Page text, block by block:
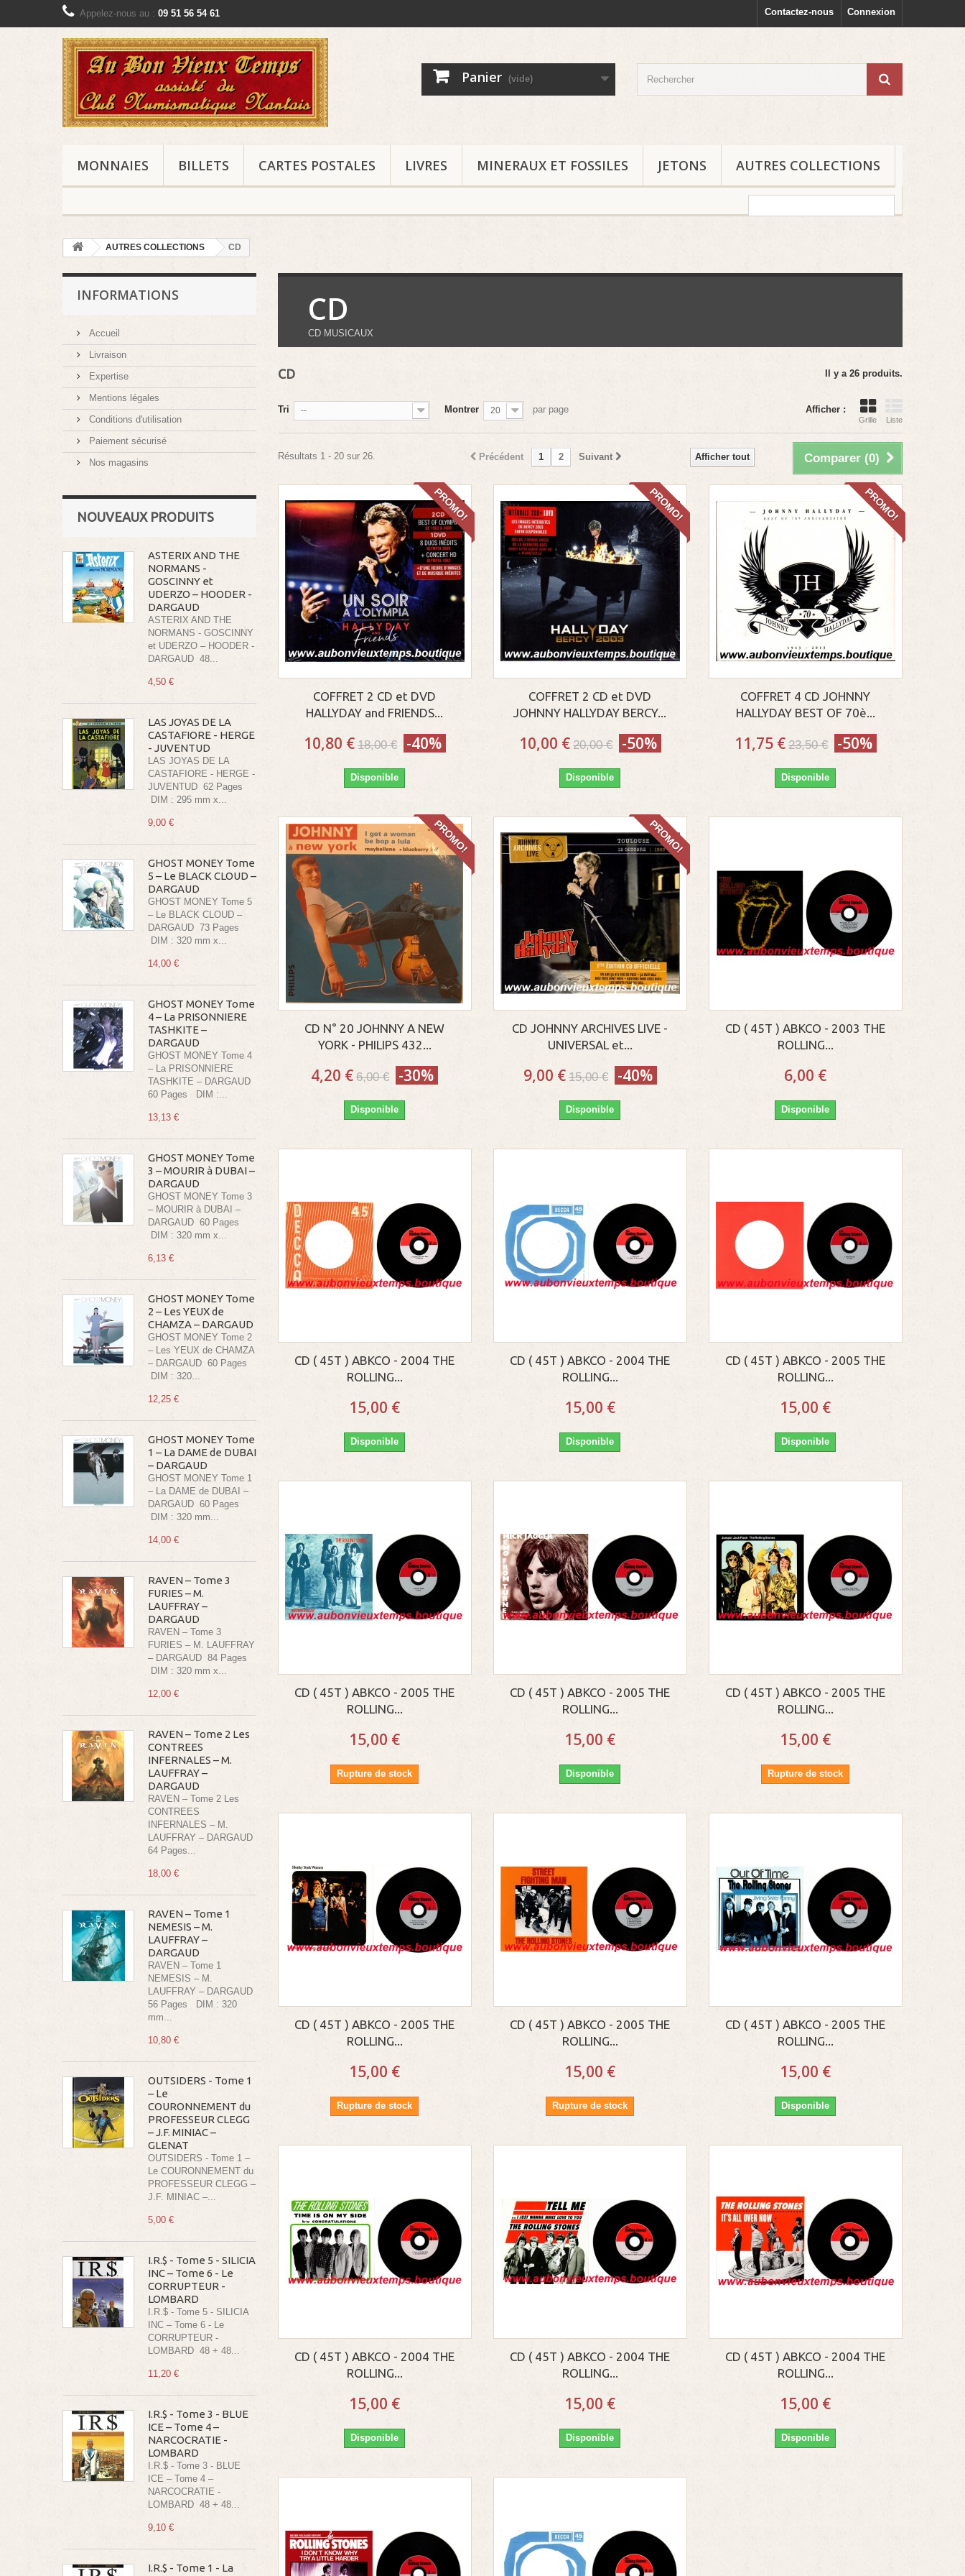
Connexion
Contactez-nous
Appelez-nous au : 09 51 56 54 61
Panier (vide)
MONNAIES BILLETS CARTES POSTALES LIVRES MINERAUX ET FOSSILES JETONS AUTRES COLLECTIONS
AUTRES COLLECTIONS CD
INFORMATIONS
Accueil
Livraison
Expertise
Mentions légales
Conditions d'utilisation
Paiement sécurisé
Nos magasins
NOUVEAUX PRODUITS
ASTERIX AND THE
NORMANS -
GOSCINNY et
UDERZO – HOODER -
DARGAUD
ASTERIX AND THE
NORMANS - GOSCINNY
et UDERZO – HOODER -
DARGAUD 48...
4,50 €
LAS JOYAS DE LA
CASTAFIORE - HERGE
- JUVENTUD
LAS JOYAS DE LA
CASTAFIORE - HERGE -
JUVENTUD 62 Pages
DIM : 295 mm x...
9,00 €
GHOST MONEY Tome
5 – Le BLACK CLOUD –
DARGAUD
GHOST MONEY Tome 5
– Le BLACK CLOUD –
DARGAUD 73 Pages
DIM : 320 mm x...
14,00 €
GHOST MONEY Tome
4 – La PRISONNIERE
TASHKITE –
DARGAUD
GHOST MONEY Tome 4
– La PRISONNIERE
TASHKITE – DARGAUD
60 Pages DIM :...
13,13 €
GHOST MONEY Tome
3 – MOURIR à DUBAI –
DARGAUD
GHOST MONEY Tome 3
– MOURIR à DUBAI –
DARGAUD 60 Pages
DIM : 320 mm x...
6,13 €
GHOST MONEY Tome
2 – Les YEUX de
CHAMZA – DARGAUD
GHOST MONEY Tome 2
– Les YEUX de CHAMZA
– DARGAUD 60 Pages
DIM : 320...
12,25 €
GHOST MONEY Tome
1 – La DAME de DUBAI
– DARGAUD
GHOST MONEY Tome 1
– La DAME de DUBAI –
DARGAUD 60 Pages
DIM : 320 mm...
14,00 €
RAVEN – Tome 3
FURIES – M.
LAUFFRAY –
DARGAUD
RAVEN – Tome 3
FURIES – M. LAUFFRAY
– DARGAUD 84 Pages
DIM : 320 mm x...
12,00 €
RAVEN – Tome 2 Les
CONTREES
INFERNALES – M.
LAUFFRAY –
DARGAUD
RAVEN – Tome 2 Les
CONTREES
INFERNALES – M.
LAUFFRAY – DARGAUD
64 Pages...
18,00 €
RAVEN – Tome 1
NEMESIS – M.
LAUFFRAY –
DARGAUD
RAVEN – Tome 1
NEMESIS – M.
LAUFFRAY – DARGAUD
56 Pages DIM : 320
mm...
10,80 €
OUTSIDERS - Tome 1
– Le
COURONNEMENT du
PROFESSEUR CLEGG
– J.F. MINIAC –
GLENAT
OUTSIDERS - Tome 1 –
Le COURONNEMENT du
PROFESSEUR CLEGG –
J.F. MINIAC –...
5,00 €
I.R.$ - Tome 5 - SILICIA
INC – Tome 6 - Le
CORRUPTEUR -
LOMBARD
I.R.$ - Tome 5 - SILICIA
INC – Tome 6 - Le
CORRUPTEUR -
LOMBARD 48 + 48...
11,20 €
I.R.$ - Tome 3 - BLUE
ICE – Tome 4 –
NARCOCRATIE -
LOMBARD
I.R.$ - Tome 3 - BLUE
ICE – Tome 4 –
NARCOCRATIE -
LOMBARD 48 + 48...
9,10 €
I.R.$ - Tome 1 - La
CD
CD MUSICAUX
CD Il y a 26 produits.
Afficher :
Grille Liste
Tri -- Montrer 20 par page
Comparer (0)
Afficher tout
Précédent 1 2 Suivant
Résultats 1 - 20 sur 26.
PROMO!
COFFRET 2 CD et DVD
HALLYDAY and FRIENDS...
10,80 € 18,00 € -40%
Disponible
PROMO!
COFFRET 2 CD et DVD
JOHNNY HALLYDAY BERCY...
10,00 € 20,00 € -50%
Disponible
PROMO!
COFFRET 4 CD JOHNNY
HALLYDAY BEST OF 70è...
11,75 € 23,50 € -50%
Disponible
PROMO!
CD N° 20 JOHNNY A NEW
YORK - PHILIPS 432...
4,20 € 6,00 € -30%
Disponible
PROMO!
CD JOHNNY ARCHIVES LIVE -
UNIVERSAL et...
9,00 € 15,00 € -40%
Disponible
CD ( 45T ) ABKCO - 2003 THE
ROLLING...
6,00 €
Disponible
CD ( 45T ) ABKCO - 2004 THE
ROLLING...
15,00 €
Disponible
CD ( 45T ) ABKCO - 2004 THE
ROLLING...
15,00 €
Disponible
CD ( 45T ) ABKCO - 2005 THE
ROLLING...
15,00 €
Disponible
CD ( 45T ) ABKCO - 2005 THE
ROLLING...
15,00 €
Rupture de stock
CD ( 45T ) ABKCO - 2005 THE
ROLLING...
15,00 €
Disponible
CD ( 45T ) ABKCO - 2005 THE
ROLLING...
15,00 €
Rupture de stock
CD ( 45T ) ABKCO - 2005 THE
ROLLING...
15,00 €
Rupture de stock
CD ( 45T ) ABKCO - 2005 THE
ROLLING...
15,00 €
Rupture de stock
CD ( 45T ) ABKCO - 2005 THE
ROLLING...
15,00 €
Disponible
CD ( 45T ) ABKCO - 2004 THE
ROLLING...
15,00 €
Disponible
CD ( 45T ) ABKCO - 2004 THE
ROLLING...
15,00 €
Disponible
CD ( 45T ) ABKCO - 2004 THE
ROLLING...
15,00 €
Disponible